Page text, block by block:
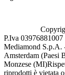
P.Iva
Mediamond S.p.A.
Amsterdam (Paesi
Monzese (MI)
riprodotti è vietata